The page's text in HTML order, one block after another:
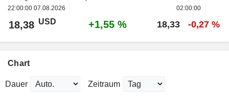
22:00:00 07.08.2026
02:00:00
18,38 USD +1,55 % 18,33 -0,27 %
Chart
Dauer Zeitraum